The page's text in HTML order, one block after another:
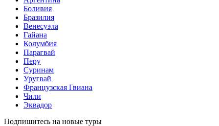
Боливия
Бразилия
Венесуэла
Гайана
Колумбия
Парагвай
Перу
Суринам
Уругвай
Французская Гвиана
Чили
Эквадор
Подпишитесь на новые туры